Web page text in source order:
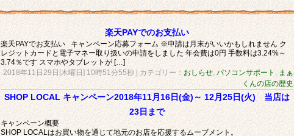
楽天PAYでのお支払い
楽天PAYでお支払い キャンペーン応募フォーム ※申請は月末がいいかもしれません ク
レジットカードと電子マネー取り扱いの申請をしました 年会費は0円 手数料は3.24%～
3.74％です スマホやタブレットが […]
2018年11日29日[木曜日] 10時51分55秒| カテゴリー：おしらせ,パソコンサポート,まぁ
くんの店の歴史
SHOP LOCAL キャンペーン2018年11月16日(金)～ 12月25日(火) 当店は
23日まで
キャンペーン概要
SHOP LOCALはお買い物を通じて地元のお店を応援するムーブメント。